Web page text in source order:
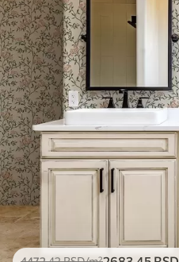
Метод примене
Доступни материјали
Стандард
4472.422683.45RSD/m²
Премиум
5525
Премиум